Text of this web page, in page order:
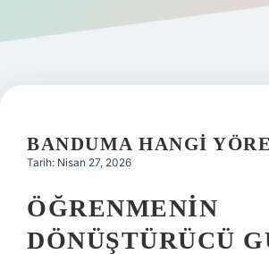
Hakkımızda
Yasal Uyarı
BANDUMA HANGI
Tarih: Nisan 27, 2026
ÖĞRENMENIN
DÖNÜŞTÜRÜCÜ